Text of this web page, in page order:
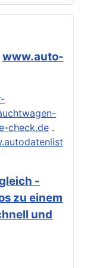
www.auto-
check.de.
-
zu einem
und